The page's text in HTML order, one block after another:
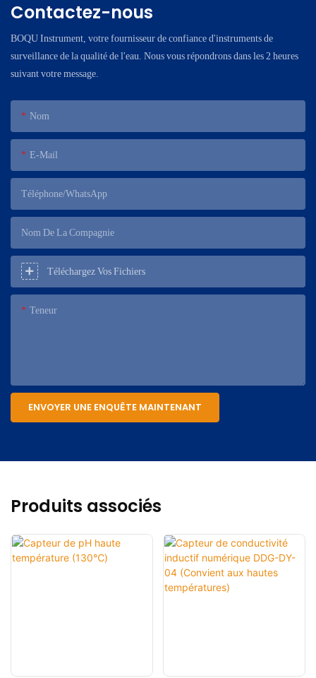
Contactez-nous
BOQU Instrument, votre fournisseur de confiance d'instruments de
surveillance de la qualité de l'eau. Nous vous répondrons dans les 2 heures
suivant votre message.
Nom
E-Mail
Téléphone/WhatsApp
Nom De La Compagnie
Téléchargez Vos Fichiers
Teneur
ENVOYER UNE ENQUÊTE MAINTENANT
Produits associés